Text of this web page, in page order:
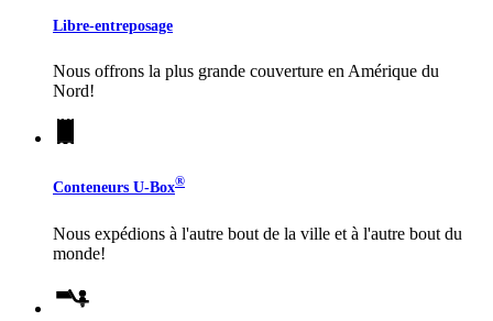
Libre-entreposage
Nous offrons la plus grande couverture en Amérique du
Nord!
Conteneurs U-Box®
Nous expédions à l'autre bout de la ville et à l'autre bout du
monde!